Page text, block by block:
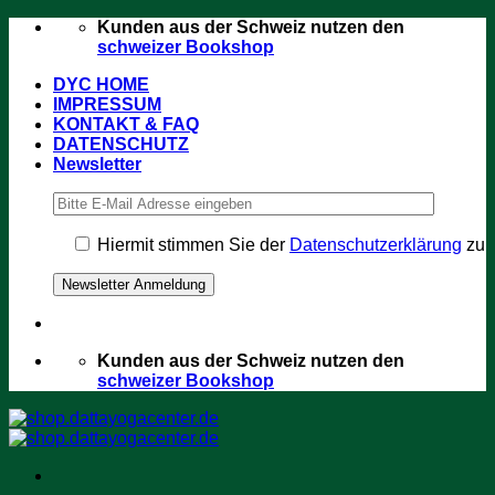
Zum
Kunden aus der Schweiz nutzen den
schweizer Bookshop
DYC HOME
IMPRESSUM
KONTAKT & FAQ
DATENSCHUTZ
Newsletter
Hiermit stimmen Sie der Datenschutzerklärung zu
Kunden aus der Schweiz nutzen den
schweizer Bookshop